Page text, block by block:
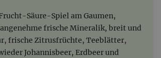
Säure-Spiel am Gaumen,
frische Mineralik, breit und
frische Zitrusfrüchte, Teeblätter,
Johannisbeer, Erdbeer und